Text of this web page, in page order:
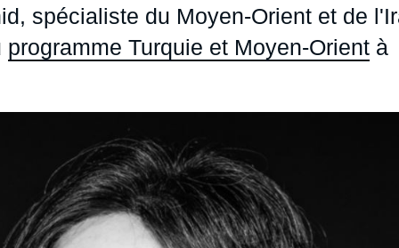
Ramses
Politique étrangère
Europe
Russie - Eurasie
spécialiste du Moyen-Orient et de
programme Turquie et Moyen-Orient à